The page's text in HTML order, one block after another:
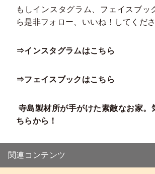
もしインスタグラム、フェイスブッ
ら是非フォロー、いいね！してくだ
⇒インスタグラムはこちら
⇒フェイスブックはこちら
寺島製材所が手がけた素敵なお家。
ちらから！
関連コンテンツ